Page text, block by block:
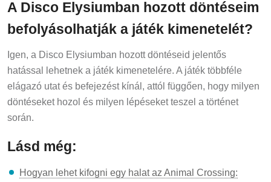
A Disco Elysiumban hozott döntéseim
befolyásolhatják a játék kimenetelét?
Igen, a Disco Elysiumban hozott döntéseid jelentős
hatással lehetnek a játék kimenetelére. A játék többféle
elágazó utat és befejezést kínál, attól függően, hogy milyen
döntéseket hozol és milyen lépéseket teszel a történet
során.
Lásd még:
Hogyan lehet kifogni egy halat az Animal Crossing: